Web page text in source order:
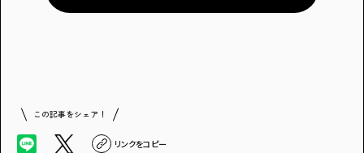
答えて
この記事をシェア！
リンクをコピー